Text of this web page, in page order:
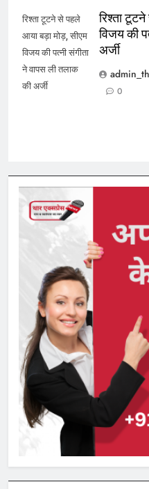
रिश्ता टूटने से पहले
आया बड़ा मोड़, सीएम
विजय की पत्नी संगीता
ने वापस ली तलाक
की अर्जी
रिश्ता
विजय की
अर्जी
0